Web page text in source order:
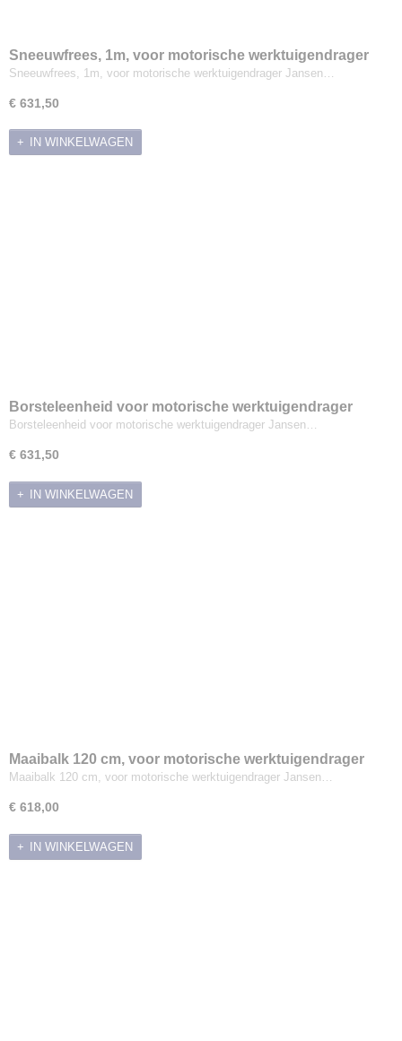
Sneeuwfrees, 1m, voor motorische werktuigendrager
Jansen MGT-600
Sneeuwfrees, 1m, voor motorische werktuigendrager Jansen…
€ 631,50
IN WINKELWAGEN
Borsteleenheid voor motorische werktuigendrager
Jansen MGT-600
Borsteleenheid voor motorische werktuigendrager Jansen…
€ 631,50
IN WINKELWAGEN
Maaibalk 120 cm, voor motorische werktuigendrager
Jansen MGT-600
Maaibalk 120 cm, voor motorische werktuigendrager Jansen…
€ 618,00
IN WINKELWAGEN